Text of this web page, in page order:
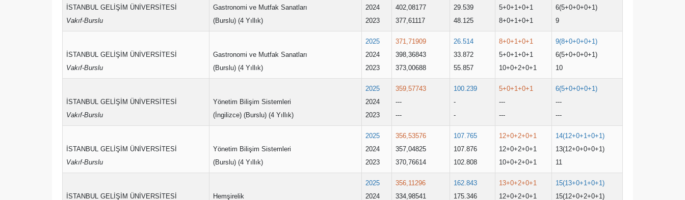
İSTANBUL GELİŞİM ÜNİVERSİTESİ
Vakıf-Burslu
Gastronomi ve Mutfak Sanatları
(Burslu) (4 Yıllık)
2024
2023
402,08177
377,61117
29.539
48.125
5+0+1+0+1
8+0+1+0+1
6(5+0+0+0+1)
9
İSTANBUL GELİŞİM ÜNİVERSİTESİ
Vakıf-Burslu
Gastronomi ve Mutfak Sanatları
(Burslu) (4 Yıllık)
2025
2024
2023
371,71909
398,36843
373,00688
26.514
33.872
55.857
8+0+1+0+1
5+0+1+0+1
10+0+2+0+1
9(8+0+0+0+1)
6(5+0+0+0+1)
10
İSTANBUL GELİŞİM ÜNİVERSİTESİ
Vakıf-Burslu
Yönetim Bilişim Sistemleri
(İngilizce) (Burslu) (4 Yıllık)
2025
2024
2023
359,57743
---
---
100.239
-
-
5+0+1+0+1
---
---
6(5+0+0+0+1)
---
---
İSTANBUL GELİŞİM ÜNİVERSİTESİ
Vakıf-Burslu
Yönetim Bilişim Sistemleri
(Burslu) (4 Yıllık)
2025
2024
2023
356,53576
357,04825
370,76614
107.765
107.876
102.808
12+0+2+0+1
12+0+2+0+1
10+0+2+0+1
14(12+0+1+0+1)
13(12+0+0+0+1)
11
İSTANBUL GELİŞİM ÜNİVERSİTESİ Hemşirelik
2025
2024
356,11296
334,98541
162.843
175.346
13+0+2+0+1
12+0+2+0+1
15(13+0+1+0+1)
15(12+0+2+0+1)